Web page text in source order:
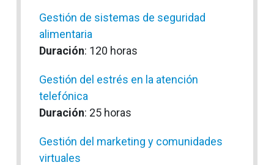
Gestión de sistemas de seguridad
alimentaria
Duración: 120 horas
Gestión del estrés en la atención
telefónica
Duración: 25 horas
Gestión del marketing y comunidades
virtuales